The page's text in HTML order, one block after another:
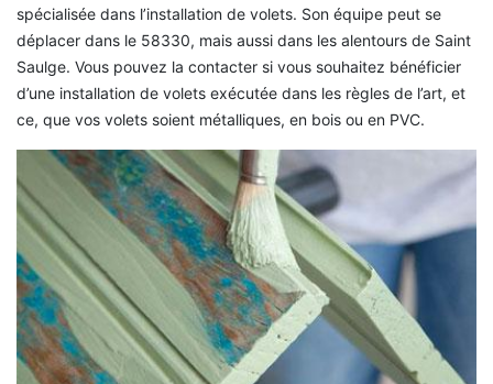
spécialisée dans l’installation de volets. Son équipe peut se
déplacer dans le 58330, mais aussi dans les alentours de Saint
Saulge. Vous pouvez la contacter si vous souhaitez bénéficier
d’une installation de volets exécutée dans les règles de l’art, et
ce, que vos volets soient métalliques, en bois ou en PVC.